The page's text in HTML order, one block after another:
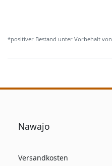
*positiver Bestand unter Vorbehalt
Nawajo
Versandkosten